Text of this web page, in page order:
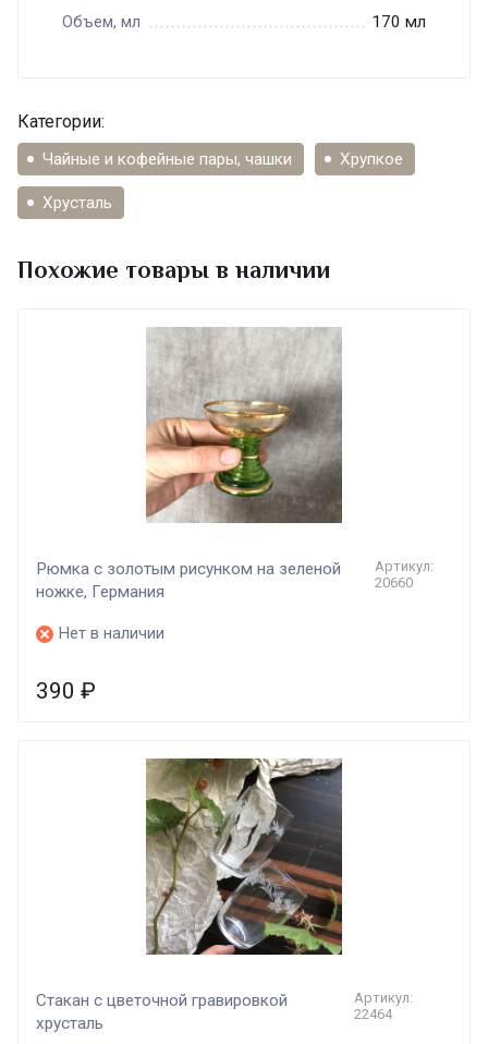
Объем, мл 170 мл
Категории:
Чайные и кофейные пары, чашки Хрупкое
Хрусталь
Похожие товары в наличии
Рюмка с золотым рисунком на зеленой
ножке, Германия
Артикул:
20660
Нет в наличии
390 ₽
Стакан с цветочной гравировкой
хрусталь
Артикул:
22464